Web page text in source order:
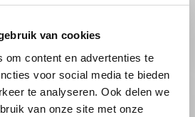
van cookies
om content en advertenties te
voor social media te bieden
te analyseren. Ook delen we
van onze site met onze